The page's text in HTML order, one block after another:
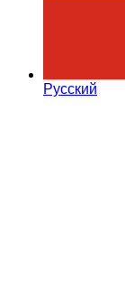
Русский